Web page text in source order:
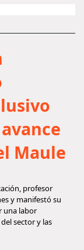
Maule
profesor
y manifestó su
una labor
sector y las